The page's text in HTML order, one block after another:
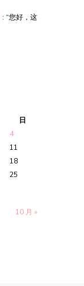
: “您好，这
日
4
11
18
25
10 月 »